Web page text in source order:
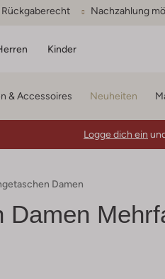
Rückgaberecht Nachzahlung
Kinder
& Accessoires Neuheiten
Logge dich ein
Damen
Damen